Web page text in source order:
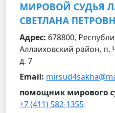
МИРОВОЙ СУДЬЯ
СВЕТЛАНА
Адрес: 678800,
Аллаиховский район, п.
д. 7
Email:
помощник мирового
+7 (411) 582-1355